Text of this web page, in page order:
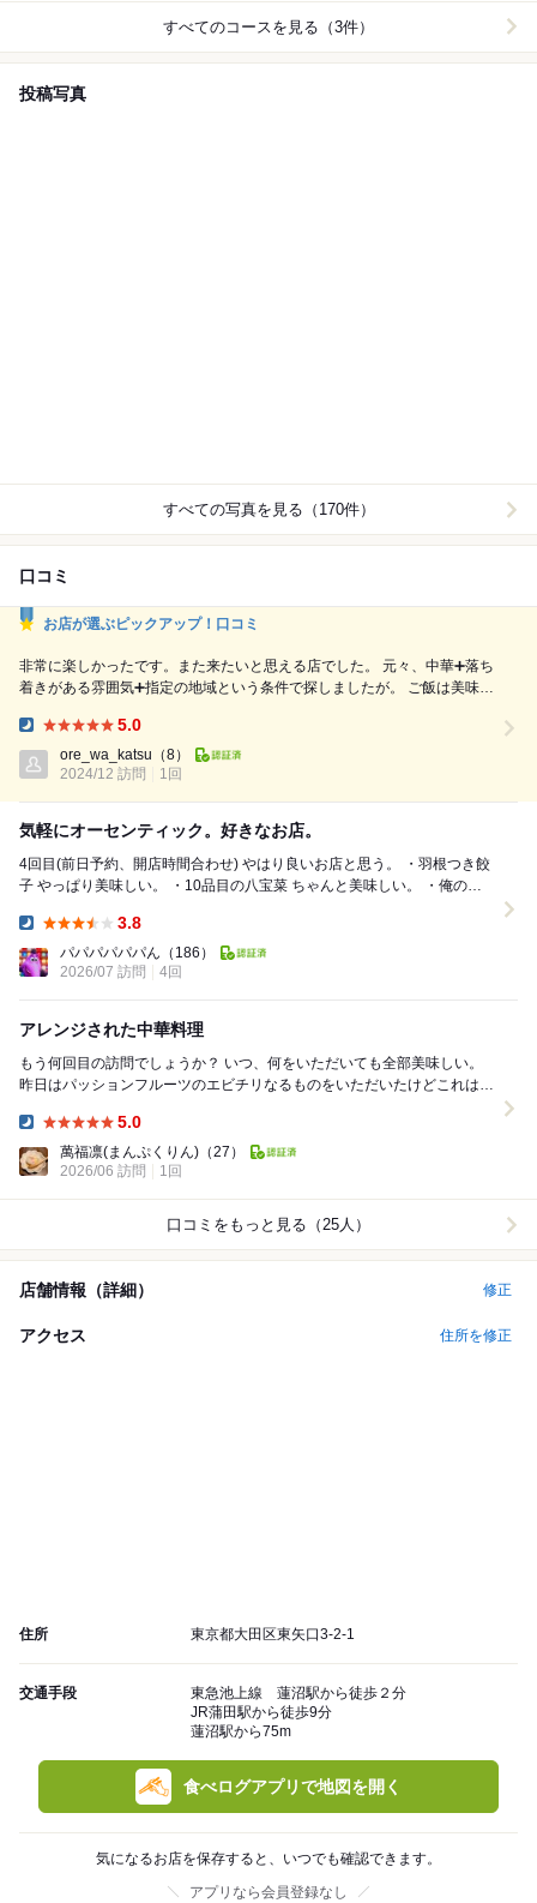
すべてのコースを見る（3件）
投稿写真
すべての写真を見る（170件）
口コミ
お店が選ぶピックアップ！口コミ
非常に楽しかったです。また来たいと思える店でした。 元々、中華➕落ち
着きがある雰囲気➕指定の地域という条件で探しましたが。 ご飯は美味し
5.0
ore_wa_katsu （8）
2024/12 訪問
1回
気軽にオーセンティック。好きなお店。
4回目(前日予約、開店時間合わせ) やはり良いお店と思う。 ・羽根つき餃
子 やっぱり美味しい。 ・10品目の八宝菜 ちゃんと美味しい。 ・俺の四
3.8
パパパパパパん （186）
2026/07 訪問
4回
アレンジされた中華料理
もう何回目の訪問でしょうか？ いつ、何をいただいても全部美味しい。
昨日はパッションフルーツのエビチリなるものをいただいたけどこれはち
5.0
萬福凛(まんぷくりん) （27）
2026/06 訪問
1回
口コミをもっと見る（25人）
店舗情報（詳細） 修正
アクセス 住所を修正
住所 東京都大田区東矢口3-2-1
交通手段
東急池上線 蓮沼駅から徒歩２分
JR蒲田駅から徒歩9分
蓮沼駅から75m
食べログアプリで地図を開く
気になるお店を保存すると、いつでも確認できます。
アプリなら会員登録なし